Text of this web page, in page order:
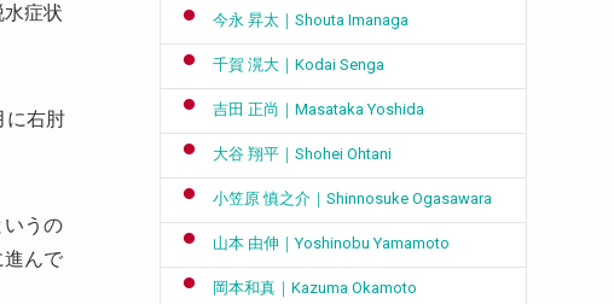
症状
に右肘
いうの
進んで
今永 昇太｜Shouta Imanaga
千賀 滉大｜Kodai Senga
吉田 正尚｜Masataka Yoshida
大谷 翔平｜Shohei Ohtani
小笠原 慎之介｜Shinnosuke Ogasawara
山本 由伸｜Yoshinobu Yamamoto
岡本和真｜Kazuma Okamoto